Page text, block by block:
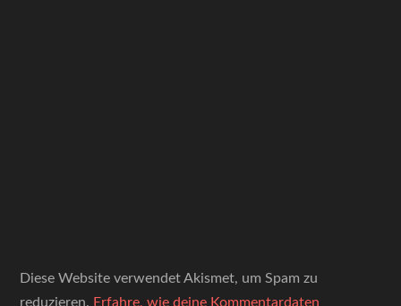
Diese Website verwendet Akismet, um Spam zu
reduzieren. Erfahre, wie deine Kommentardaten